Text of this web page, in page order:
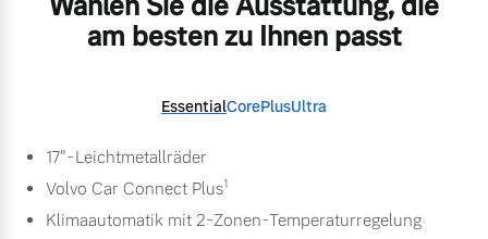
am besten zu Ihnen passt
EssentialCorePlusUltra
17"-Leichtmetallräder
Volvo Car Connect Plus1
Klimaautomatik mit 2-Zonen-Temperaturregelung